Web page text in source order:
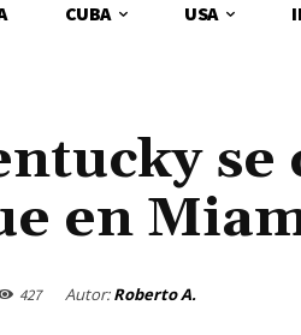
CUBA USA
se
en
427 Autor: Roberto A.